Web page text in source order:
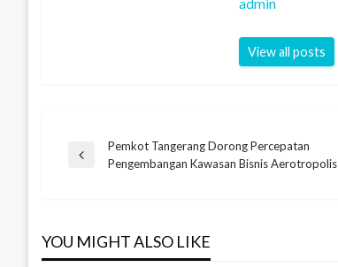
View all posts
Navigasi
Previous
Pemkot Tangerang Dorong Percepatan
Pengembangan Kawasan Bisnis Aerotropolis
YOU MIGHT ALSO LIKE